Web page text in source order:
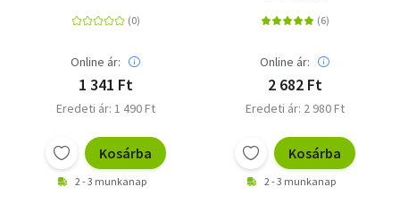
Online ár:
1 341 Ft
Eredeti ár: 1 490 Ft
Kosárba
2 - 3 munkanap
Online ár:
2 682 Ft
Eredeti ár: 2 980 Ft
Kosárba
2 - 3 munkanap